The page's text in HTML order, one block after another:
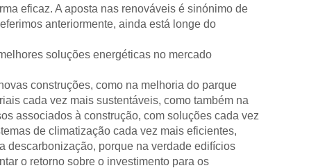
eficaz. A aposta nas renováveis é sinónimo de
anteriormente, ainda está longe do
soluções energéticas no mercado
construções, como na melhoria do parque
cada vez mais sustentáveis, como também na
associados à construção, com soluções cada vez
de climatização cada vez mais eficientes,
descarbonização, porque na verdade edifícios
o retorno sobre o investimento para os